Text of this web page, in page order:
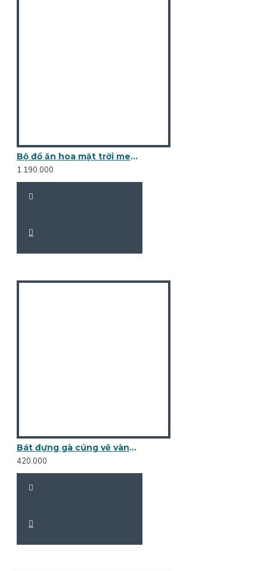
Bộ đồ ăn hoa mặt trời men rạn xanh bóng vẽ rồng phượng DA03
1.190.000
Bát đựng gà cúng vẽ vàng kim BG01
420.000